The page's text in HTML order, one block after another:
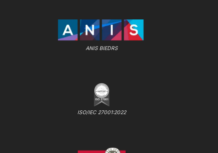
ANIS BIEDRS
ISO/IEC 27001:2022